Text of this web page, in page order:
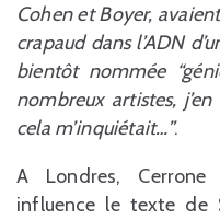
Cohen et Boyer,
crapaud dans l’ADN
bientôt nommée
nombreux artistes,
cela m’inquiétait…”.
A Londres,
influence le texte de